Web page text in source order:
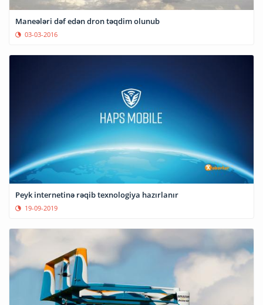
Maneələri dəf edən dron təqdim olunub
03-03-2016
Peyk internetinə rəqib texnologiya hazırlanır
19-09-2019